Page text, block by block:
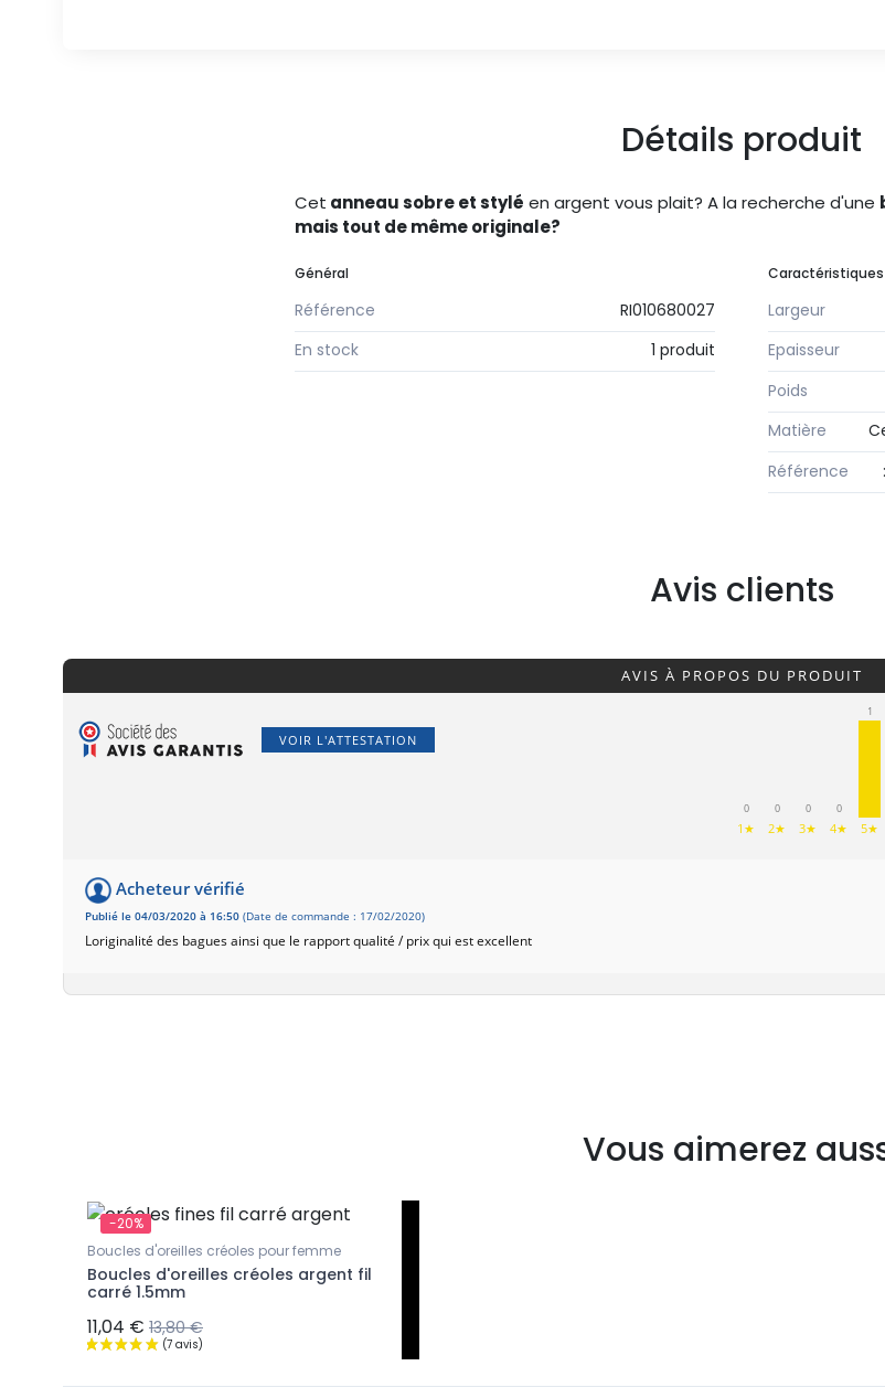
Détails produit
Cet anneau sobre et stylé en argent vous plait? A la recherche d'une
mais tout de même originale?
Général
Référence
RI010680027
En stock
1 produit
Caractéristiques
Largeur
Epaisseur
Poids
Matière
Référence
Avis clients
AVIS À PROPOS DU PRODUIT
VOIR L'ATTESTATION
0
1★
0
2★
0
3★
0
4★
1
5★
Acheteur vérifié
Publié le 04/03/2020 à 16:50 (Date de commande : 17/02/2020)
Loriginalité des bagues ainsi que le rapport qualité / prix qui est excellent
Vous aimerez
-20%
Boucles d'oreilles créoles pour femme
Boucles d'oreilles créoles argent fil
carré 1.5mm
11,04 € 13,80 €